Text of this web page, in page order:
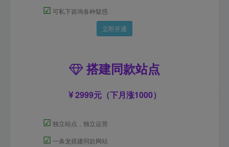
☑ 可私下咨询各种疑惑
立即开通
搭建同款站点
2999元（下月涨1000）
☑ 独立站点，独立运营
☑ 一条龙搭建同款网站